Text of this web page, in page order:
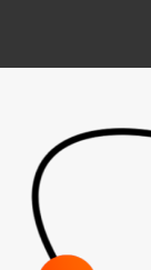
contenido